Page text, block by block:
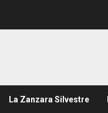
La Zanzara Silvestre